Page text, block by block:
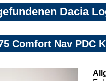
Dacia
Comfort Nav PDC